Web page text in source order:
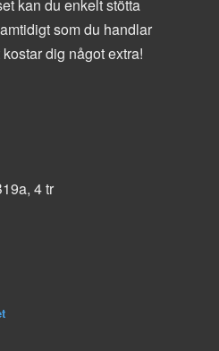
kan du enkelt stötta
som du handlar
dig något extra!
4 tr